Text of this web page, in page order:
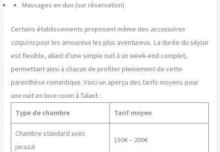
Massages en duo (sur réservation)
Certains établissements proposent même des accessoires
coquinspour les amoureux les plus aventureux. La durée du séjour
est flexible, allant d’une simple nuit à un week-end complet,
permettant ainsi à chacun de profiter pleinement de cette
parenthèse romantique. Voici un aperçu des tarifs moyens pour
une nuit en love room à Talant :
Type de chambre
Tarif moyen
Chambre standard avec
jacuzzi
150€ – 200€